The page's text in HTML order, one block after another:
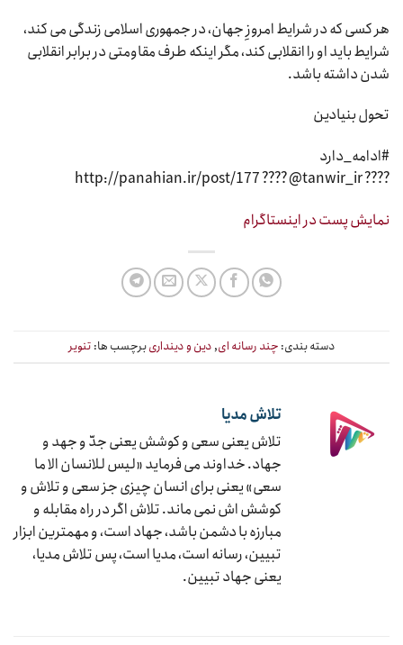
هر کسی که در شرایط امروزِ جهان، در جمهوری اسلامی زندگی می کند،
شرایط باید او را انقلابی کند، مگر اینکه طرف مقاومتی در برابر انقلابی
شدن داشته باشد.
تحول بنیادین
#ادامه_دارد
???? http://panahian.ir/post/177 ???? @tanwir_ir
نمایش پست در اینستاگرام
دسته بندی: چند رسانه ای,دین و دینداریبرچسب ها: تنویر
تلاش مدیا
تلاش یعنی سعی و کوشش یعنی جدّ و جهد و
جهاد. خداوند می فرماید «لیس للانسان الا ما
سعی» یعنی برای انسان چیزی جز سعی و تلاش و
کوشش اش نمی ماند. تلاش اگر در راه مقابله و
مبارزه با دشمن باشد، جهاد است، و مهمترین ابزار
تبیین، رسانه است، مدیا است، پس تلاش مدیا،
یعنی جهاد تبیین.